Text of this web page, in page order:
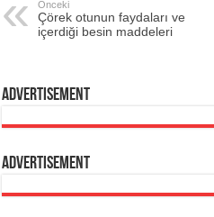
Önceki
Çörek otunun faydaları ve
içerdiği besin maddeleri
Advertisement
Advertisement